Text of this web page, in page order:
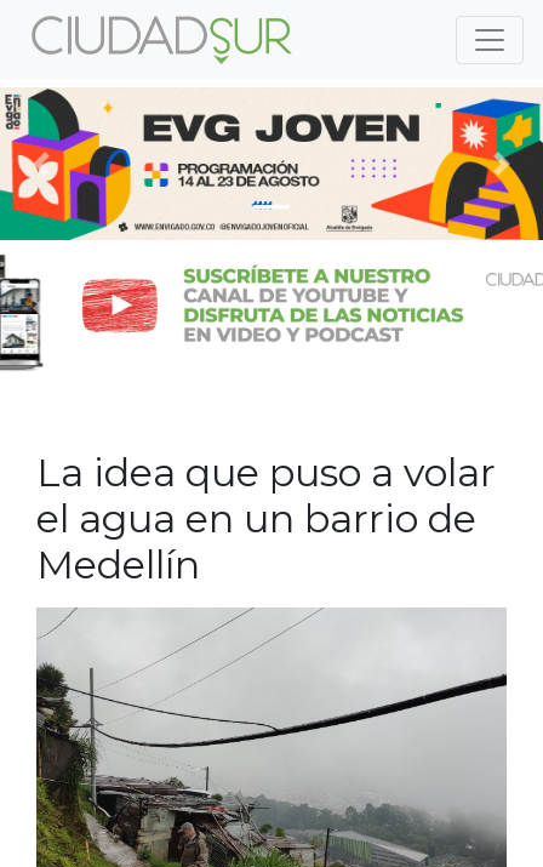
Previous
Previous
La idea que puso a volar
el agua en un barrio de
Medellín